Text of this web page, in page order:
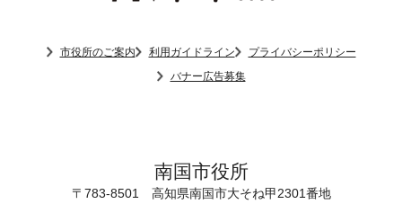
市役所のご案内 利用ガイドライン
プライバシーポリシー
バナー広告募集
南国市役所
〒783-8501 高知県南国市大そね甲2301番地